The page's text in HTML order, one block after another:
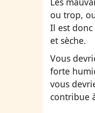
ou trop,
Il est
et sèche.
Vous
forte
vous
contribue